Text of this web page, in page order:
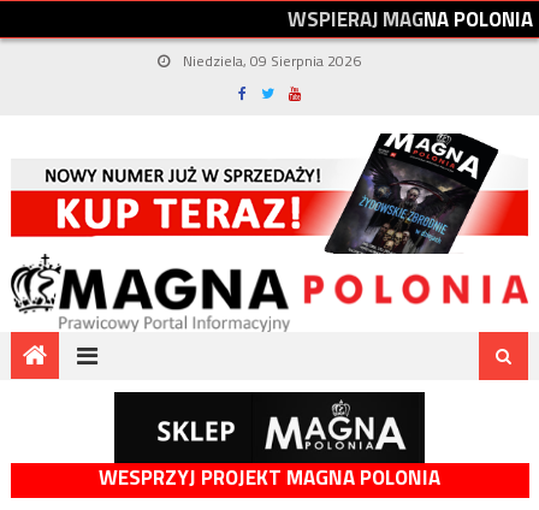
WSPIERAJMAGNAPOLONIA
Niedziela, 09 Sierpnia 2026
WESPRZYJ PROJEKT MAGNA POLONIA